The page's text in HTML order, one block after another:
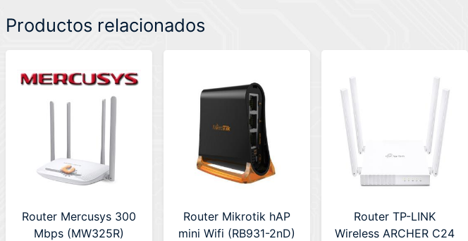
Productos relacionados
Router Mercusys 300
Mbps (MW325R)
Router Mikrotik hAP
mini Wifi (RB931-2nD)
Router TP-LINK
Wireless ARCHER C24